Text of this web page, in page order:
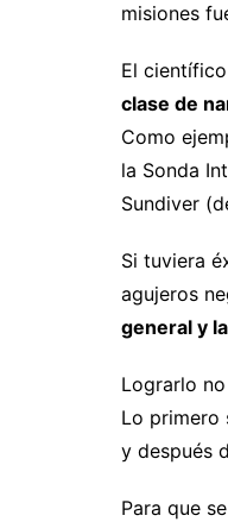
misiones
El
clase de
Como
la Sonda
Sundiver
Si tuviera
agujeros
general y
Lograrlo
Lo primero
y después
Para que